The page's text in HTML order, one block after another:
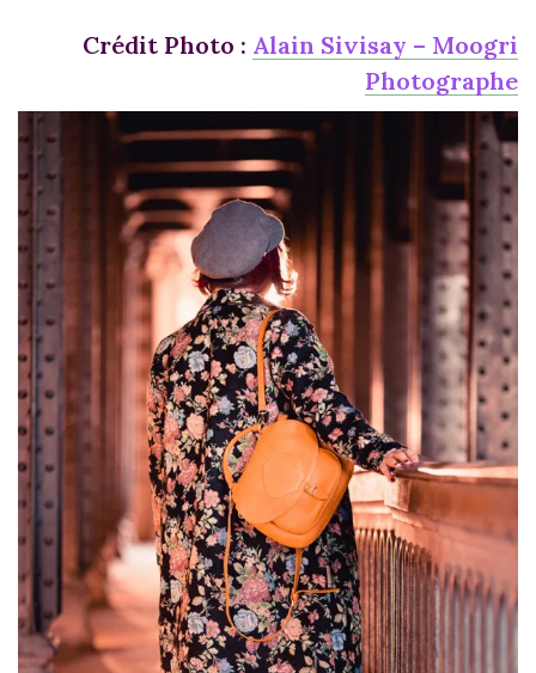
Crédit Photo : Alain Sivisay – Moogri
Photographe